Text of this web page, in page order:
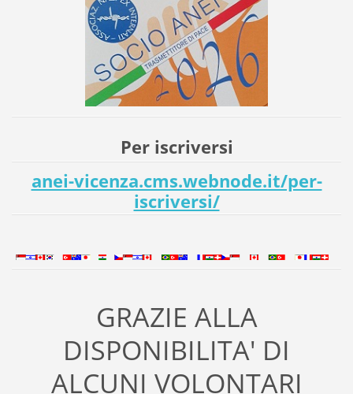
Per iscriversi
anei-vicenza.cms.webnode.it/per-
iscriversi/
GRAZIE ALLA
DISPONIBILITA' DI
ALCUNI VOLONTARI